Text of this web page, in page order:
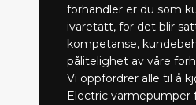
forhandler er du som
ivaretatt, for det blir
kompetanse,
pålitelighet av våre
Vi oppfordrer alle til å
Electric varmepumper